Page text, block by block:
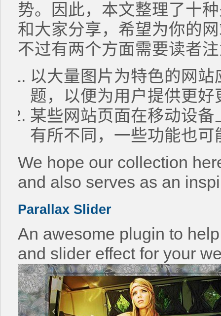
势。因此，本文整理了十
和大家分享，希望为你的
不过有两个方面需要读者
以大量图片为特色的网
题，以便为用户提供更
某些网站页面在移动设
有所不同，一些功能也
We hope our collection
and also serves as an
Parallax Slider
An awesome plugin to
and slider effect for your